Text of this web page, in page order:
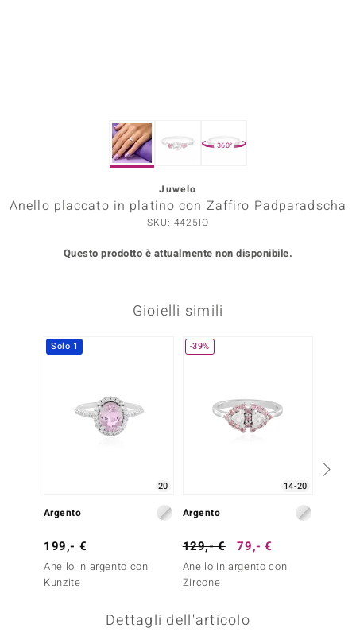
by de Melo
360°
Juwelo
Anello placcato in platino con Zaffiro Padparadscha
SKU: 4425IO
Questo prodotto è attualmente non disponibile.
Gioielli simili
Solo 1
20
Argento
199,- €
Anello in argento con
Kunzite
-39%
14-20
Argento
129,- € 79,- €
Anello in argento con
Zircone
Dettagli dell'articolo